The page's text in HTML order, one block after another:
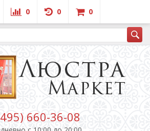
0 0 0
660-36-08